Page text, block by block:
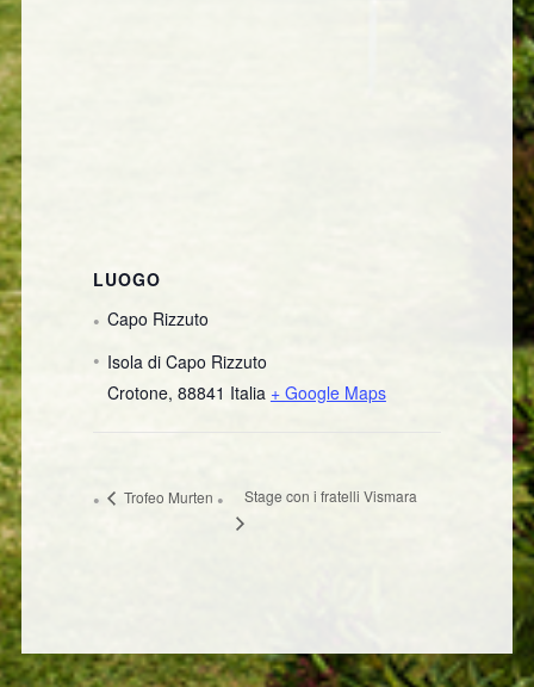
LUOGO
Capo Rizzuto
Isola di Capo Rizzuto
Crotone, 88841 Italia + Google Maps
Trofeo Murten Stage con i fratelli Vismara